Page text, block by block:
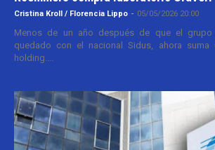
Cristina Kroll / Florencia Lippo - 05/05/2026 20:00
Menos de un año después de que el grupo
quedado con el nacional Sidus, ahora suma
holding....